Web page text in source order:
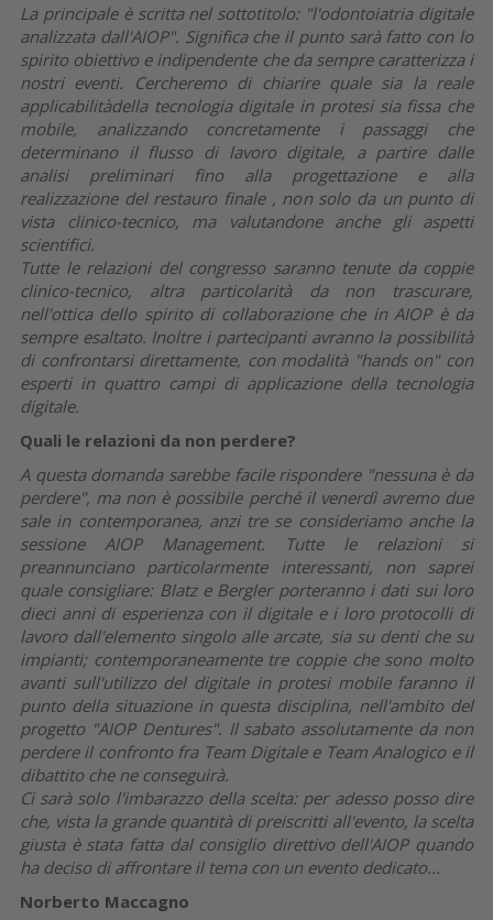
La principale è scritta nel sottotitolo: "l'odontoiatria digitale
analizzata dall'AIOP". Significa che il punto sarà fatto con lo
spirito obiettivo e indipendente che da sempre caratterizza i
nostri eventi. Cercheremo di chiarire quale sia la reale
applicabilitàdella tecnologia digitale in protesi sia fissa che
mobile, analizzando concretamente i passaggi che
determinano il flusso di lavoro digitale, a partire dalle
analisi preliminari fino alla progettazione e alla
realizzazione del restauro finale , non solo da un punto di
vista clinico-tecnico, ma valutandone anche gli aspetti
scientifici.
Tutte le relazioni del congresso saranno tenute da coppie
clinico-tecnico, altra particolarità da non trascurare,
nell'ottica dello spirito di collaborazione che in AIOP è da
sempre esaltato. Inoltre i partecipanti avranno la possibilità
di confrontarsi direttamente, con modalità "hands on" con
esperti in quattro campi di applicazione della tecnologia
digitale.
Quali le relazioni da non perdere?
A questa domanda sarebbe facile rispondere "nessuna è da
perdere", ma non è possibile perché il venerdì avremo due
sale in contemporanea, anzi tre se consideriamo anche la
sessione AIOP Management. Tutte le relazioni si
preannunciano particolarmente interessanti, non saprei
quale consigliare: Blatz e Bergler porteranno i dati sui loro
dieci anni di esperienza con il digitale e i loro protocolli di
lavoro dall'elemento singolo alle arcate, sia su denti che su
impianti; contemporaneamente tre coppie che sono molto
avanti sull'utilizzo del digitale in protesi mobile faranno il
punto della situazione in questa disciplina, nell'ambito del
progetto "AIOP Dentures". Il sabato assolutamente da non
perdere il confronto fra Team Digitale e Team Analogico e il
dibattito che ne conseguirà.
Ci sarà solo l'imbarazzo della scelta: per adesso posso dire
che, vista la grande quantità di preiscritti all'evento, la scelta
giusta è stata fatta dal consiglio direttivo dell'AIOP quando
ha deciso di affrontare il tema con un evento dedicato...
Norberto Maccagno